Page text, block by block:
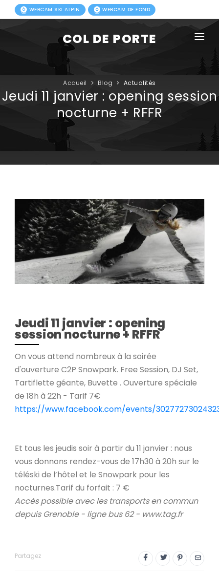
WEBCAM SKI ALPIN WEBCAM DE FOND
COL DE PORTE
ACTIVITÉS HIVER
FORFAITS
Accueil Blog Actualités
Jeudi 11 janvier : opening session
nocturne + RFFR
Jeudi 11 janvier : opening
session nocturne + RFFR
On vous attend nombreux à la soirée
d'ouverture C2P Snowpark. Free Session, DJ Set,
Tartiflette géante, Buvette . Ouverture spéciale
de 18h à 22h - Tarif 7€
https://www.facebook.com/events/
Et tous les jeudis soir à partir du 11 janvier : nous
vous donnons rendez-vous de 17h30 à 20h sur le
téléski de l’hôtel et le Snowpark pour les
nocturnes.Tarif du forfait : 7 €
Accès possible avec les transports en commun
depuis Grenoble - ligne bus 62 - www.tag.fr
Partagez